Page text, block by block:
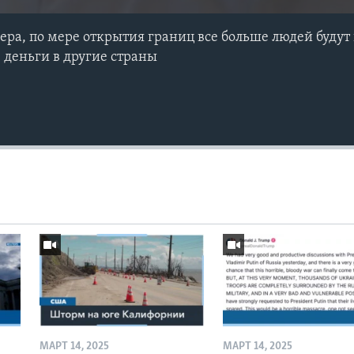
по мере открытия границ все больше людей будут
в другие страны
МАРТ 14, 2025 МАРТ 14, 2025